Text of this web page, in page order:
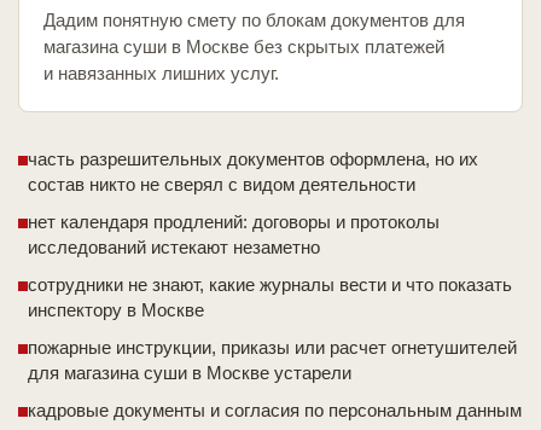
Дадим понятную смету по блокам документов для
магазина суши в Москве без скрытых платежей
и навязанных лишних услуг.
часть разрешительных документов оформлена, но их
состав никто не сверял с видом деятельности
нет календаря продлений: договоры и протоколы
исследований истекают незаметно
сотрудники не знают, какие журналы вести и что показать
инспектору в Москве
пожарные инструкции, приказы или расчет огнетушителей
для магазина суши в Москве устарели
кадровые документы и согласия по персональным данным